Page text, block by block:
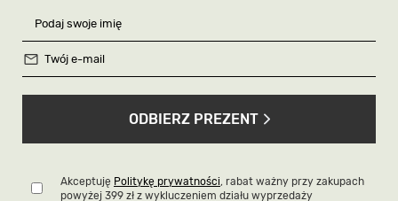
ODBIERZ PREZENT
Akceptuję Politykę prywatności, rabat ważny przy zakupach
powyżej 399 zł z wykluczeniem działu wyprzedaży